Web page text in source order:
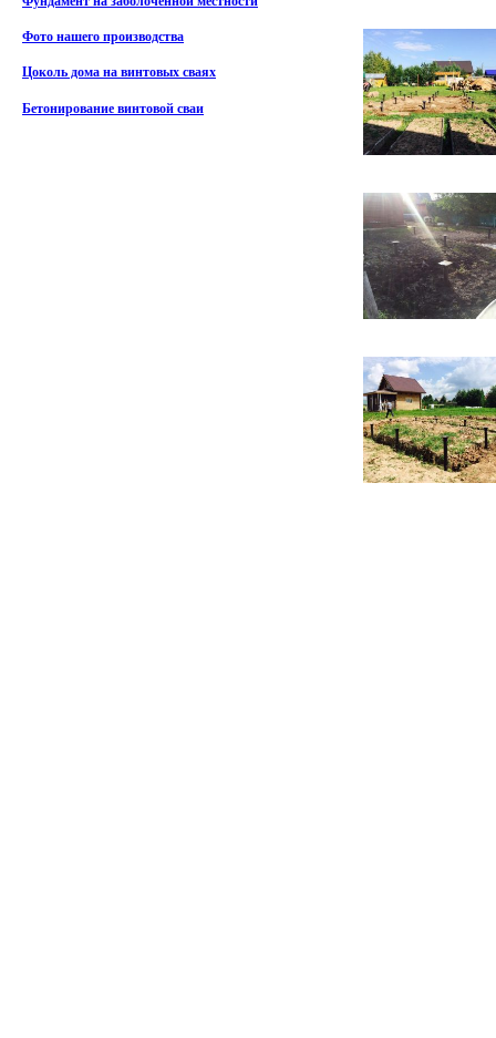
Фото нашего производства
Цоколь дома на винтовых сваях
Бетонирование винтовой сваи